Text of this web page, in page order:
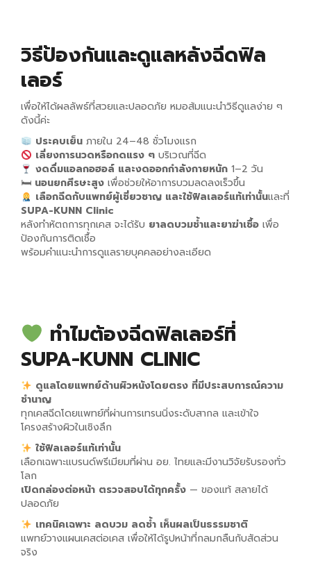
วิธีป้องกันและดูแลหลังฉีดฟิล
เลอร์
เพื่อให้ได้ผลลัพธ์ที่สวยและปลอดภัย หมอส้มแนะนำวิธีดูแลง่าย ๆ
ดังนี้ค่ะ
ประคบเย็นภายใน 24–48 ชั่วโมงแรก
เลี่ยงการนวดหรือกดแรง ๆบริเวณที่ฉีด
งดดื่มแอลกอฮอล์ และงดออกกำลังกายหนัก1–2 วัน
🛏 นอนยกศีรษะสูง เพื่อช่วยให้อาการบวมลดลงเร็วขึ้น
เลือกฉีดกับแพทย์ผู้เชี่ยวชาญ และใช้ฟิลเลอร์แท้เท่านั้นและที่
SUPA-KUNN Clinic
หลังทำหัตถการทุกเคส จะได้รับ ยาลดบวมช้ำและยาฆ่าเชื้อ เพื่อ
ป้องกันการติดเชื้อ
พร้อมคำแนะนำการดูแลรายบุคคลอย่างละเอียด
ทำไมต้องฉีดฟิลเลอร์ที่
SUPA-KUNN CLINIC
ดูแลโดยแพทย์ด้านผิวหนังโดยตรง ที่มีประสบการณ์ความ
ชำนาญ
ทุกเคสฉีดโดยแพทย์ที่ผ่านการเทรนนิ่งระดับสากล และเข้าใจ
โครงสร้างผิวในเชิงลึก
ใช้ฟิลเลอร์แท้เท่านั้น
เลือกเฉพาะแบรนด์พรีเมียมที่ผ่าน อย. ไทยและมีงานวิจัยรับรองทั่ว
โลก
เปิดกล่องต่อหน้า ตรวจสอบได้ทุกครั้ง — ของแท้ สลายได้
ปลอดภัย
เทคนิคเฉพาะ ลดบวม ลดช้ำ เห็นผลเป็นธรรมชาติ
แพทย์วางแผนเคสต่อเคส เพื่อให้ได้รูปหน้าที่กลมกลืนกับสัดส่วน
จริง